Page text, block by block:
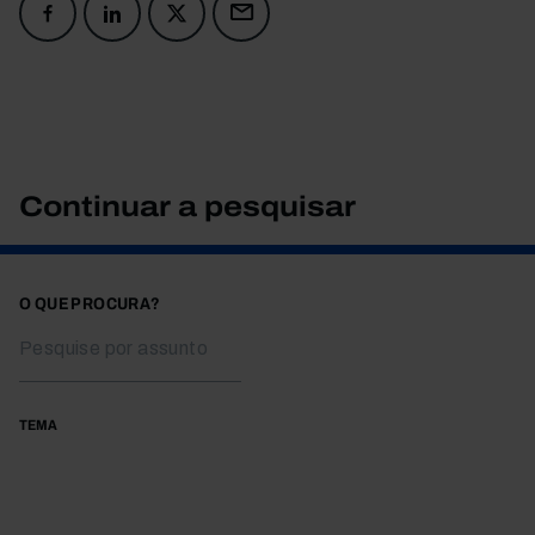
Continuar a pesquisar
O QUE PROCURA?
TEMA